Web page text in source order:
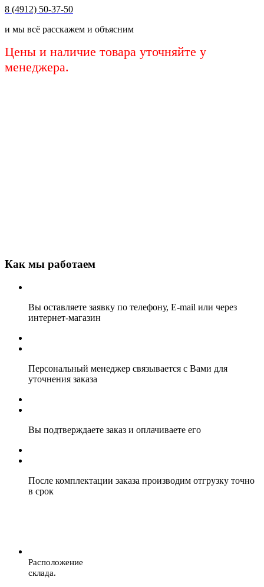
8 (4912) 50-37-50
и мы всё расскажем и объясним
Цены и наличие товара уточняйте у
менеджера.
Как мы работаем
Вы оставляете заявку по телефону, E-mail или через
интернет-магазин
Персональный менеджер связывается с Вами для
уточнения заказа
Вы подтверждаете заказ и оплачиваете его
После комплектации заказа производим отгрузку точно
в срок
Расположение
склада.